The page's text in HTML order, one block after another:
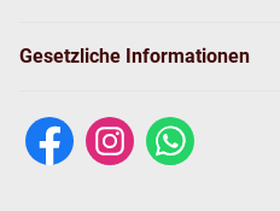
Gesetzliche Informationen